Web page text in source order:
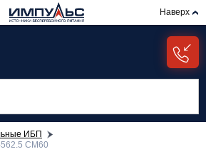
Наверх
ИБП
СМ60